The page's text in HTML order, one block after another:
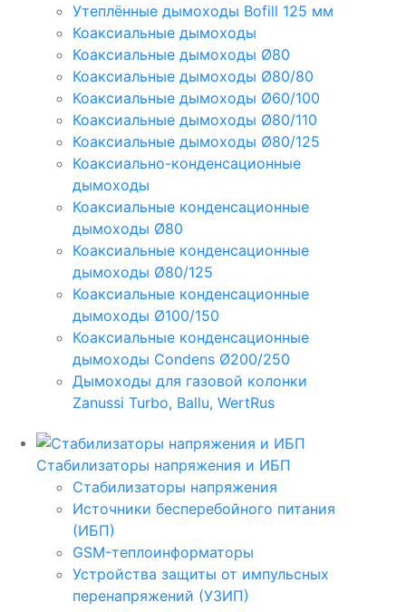
Утеплённые дымоходы Bofill 125 мм
Коаксиальные дымоходы
Коаксиальные дымоходы Ø80
Коаксиальные дымоходы Ø80/80
Коаксиальные дымоходы Ø60/100
Коаксиальные дымоходы Ø80/110
Коаксиальные дымоходы Ø80/125
Коаксиально-конденсационные
дымоходы
Коаксиальные конденсационные
дымоходы Ø80
Коаксиальные конденсационные
дымоходы Ø80/125
Коаксиальные конденсационные
дымоходы Ø100/150
Коаксиальные конденсационные
дымоходы Condens Ø200/250
Дымоходы для газовой колонки
Zanussi Turbo, Ballu, WertRus
Стабилизаторы напряжения и ИБП
Стабилизаторы напряжения
Источники бесперебойного питания
(ИБП)
GSM-теплоинформаторы
Устройства защиты от импульсных
перенапряжений (УЗИП)